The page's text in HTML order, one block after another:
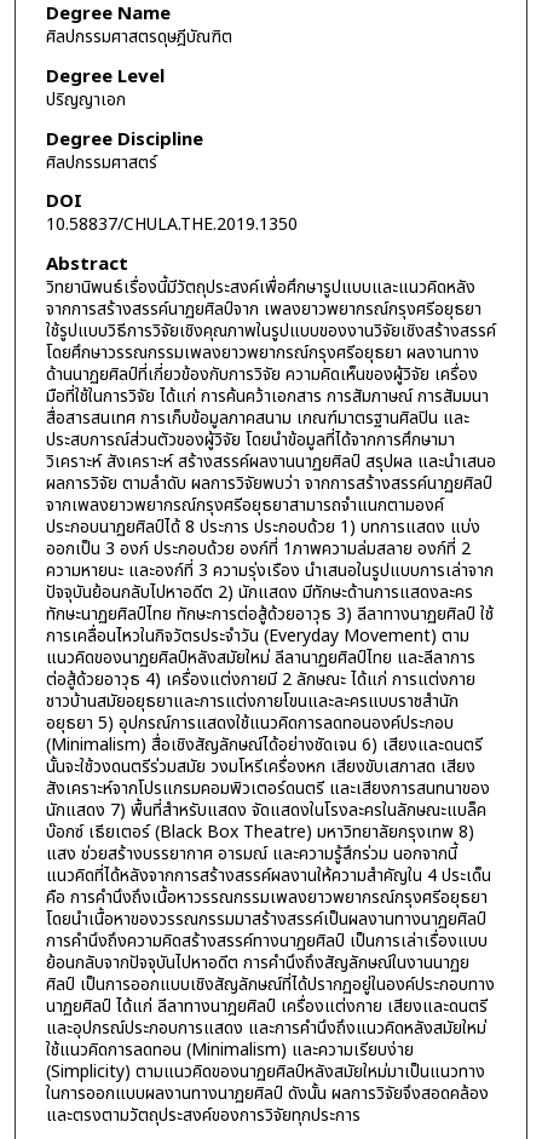
Degree Name
ศิลปกรรมศาสตรดุษฎีบัณฑิต
Degree Level
ปริญญาเอก
Degree Discipline
ศิลปกรรมศาสตร์
DOI
10.58837/CHULA.THE.2019.1350
Abstract
วิทยานิพนธ์เรื่องนี้มีวัตถุประสงค์เพื่อศึกษารูปแบบและแนวคิดหลัง
จากการสร้างสรรค์นาฏยศิลป์จาก เพลงยาวพยากรณ์กรุงศรีอยุธยา
ใช้รูปแบบวิธีการวิจัยเชิงคุณภาพในรูปแบบของงานวิจัยเชิงสร้างสรรค์
โดยศึกษาวรรณกรรมเพลงยาวพยากรณ์กรุงศรีอยุธยา ผลงานทาง
ด้านนาฏยศิลป์ที่เกี่ยวข้องกับการวิจัย ความคิดเห็นของผู้วิจัย เครื่อง
มือที่ใช้ในการวิจัย ได้แก่ การค้นคว้าเอกสาร การสัมภาษณ์ การสัมมนา
สื่อสารสนเทศ การเก็บข้อมูลภาคสนาม เกณฑ์มาตรฐานศิลปิน และ
ประสบการณ์ส่วนตัวของผู้วิจัย โดยนำข้อมูลที่ได้จากการศึกษามา
วิเคราะห์ สังเคราะห์ สร้างสรรค์ผลงานนาฏยศิลป์ สรุปผล และนำเสนอ
ผลการวิจัย ตามลำดับ ผลการวิจัยพบว่า จากการสร้างสรรค์นาฏยศิลป์
จากเพลงยาวพยากรณ์กรุงศรีอยุธยาสามารถจำแนกตามองค์
ประกอบนาฏยศิลป์ได้ 8 ประการ ประกอบด้วย 1) บทการแสดง แบ่ง
ออกเป็น 3 องก์ ประกอบด้วย องก์ที่ 1ภาพความล่มสลาย องก์ที่ 2
ความหายนะ และองก์ที่ 3 ความรุ่งเรือง นำเสนอในรูปแบบการเล่าจาก
ปัจจุบันย้อนกลับไปหาอดีต 2) นักแสดง มีทักษะด้านการแสดงละคร
ทักษะนาฏยศิลป์ไทย ทักษะการต่อสู้ด้วยอาวุธ 3) ลีลาทางนาฏยศิลป์ ใช้
การเคลื่อนไหวในกิจวัตรประจำวัน (Everyday Movement) ตาม
แนวคิดของนาฏยศิลป์หลังสมัยใหม่ ลีลานาฏยศิลป์ไทย และลีลาการ
ต่อสู้ด้วยอาวุธ 4) เครื่องแต่งกายมี 2 ลักษณะ ได้แก่ การแต่งกาย
ชาวบ้านสมัยอยุธยาและการแต่งกายโขนและละครแบบราชสำนัก
อยุธยา 5) อุปกรณ์การแสดงใช้แนวคิดการลดทอนองค์ประกอบ
(Minimalism) สื่อเชิงสัญลักษณ์ได้อย่างชัดเจน 6) เสียงและดนตรี
นั้นจะใช้วงดนตรีร่วมสมัย วงมโหรีเครื่องหก เสียงขับเสภาสด เสียง
สังเคราะห์จากโปรแกรมคอมพิวเตอร์ดนตรี และเสียงการสนทนาของ
นักแสดง 7) พื้นที่สำหรับแสดง จัดแสดงในโรงละครในลักษณะแบล็ค
บ๊อกซ์ เธียเตอร์ (Black Box Theatre) มหาวิทยาลัยกรุงเทพ 8)
แสง ช่วยสร้างบรรยากาศ อารมณ์ และความรู้สึกร่วม นอกจากนี้
แนวคิดที่ได้หลังจากการสร้างสรรค์ผลงานให้ความสำคัญใน 4 ประเด็น
คือ การคำนึงถึงเนื้อหาวรรณกรรมเพลงยาวพยากรณ์กรุงศรีอยุธยา
โดยนำเนื้อหาของวรรณกรรมมาสร้างสรรค์เป็นผลงานทางนาฏยศิลป์
การคำนึงถึงความคิดสร้างสรรค์ทางนาฏยศิลป์ เป็นการเล่าเรื่องแบบ
ย้อนกลับจากปัจจุบันไปหาอดีต การคำนึงถึงสัญลักษณ์ในงานนาฏย
ศิลป์ เป็นการออกแบบเชิงสัญลักษณ์ที่ได้ปรากฏอยู่ในองค์ประกอบทาง
นาฏยศิลป์ ได้แก่ ลีลาทางนาฎยศิลป์ เครื่องแต่งกาย เสียงและดนตรี
และอุปกรณ์ประกอบการแสดง และการคำนึงถึงแนวคิดหลังสมัยใหม่
ใช้แนวคิดการลดทอน (Minimalism) และความเรียบง่าย
(Simplicity) ตามแนวคิดของนาฏยศิลป์หลังสมัยใหม่มาเป็นแนวทาง
ในการออกแบบผลงานทางนาฏยศิลป์ ดังนั้น ผลการวิจัยจึงสอดคล้อง
และตรงตามวัตถุประสงค์ของการวิจัยทุกประการ